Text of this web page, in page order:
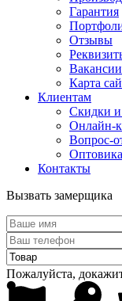
Гарантия
Отзывы
Вакансии
Карта
Клиентам
Скидки
Онлайн-
Вопрос-
Контакты
Вызвать замерщика
Пожалуйста,